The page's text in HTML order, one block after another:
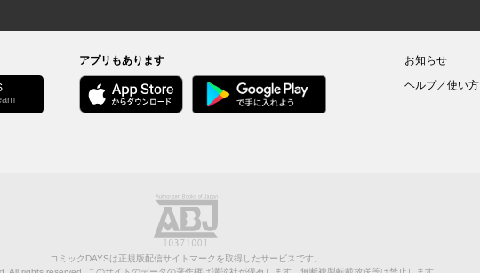
アプリもあります
お知らせ
ヘルプ／使い方
コミックDAYSは正規版配信サイトマークを取得したサービスです。